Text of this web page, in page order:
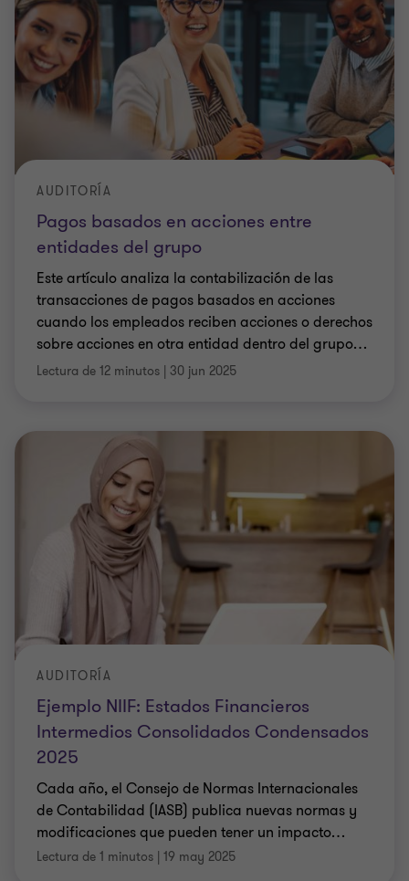
Pagos basados en acciones entre
entidades del grupo
AUDITORÍA
Este artículo analiza la contabilización de las
transacciones de pagos basados ​​en acciones
cuando los empleados reciben acciones o derechos
sobre acciones en otra entidad dentro del grupo…
Lectura de 12 minutos | 30 jun 2025
Ejemplo NIIF: Estados Financieros
Intermedios Consolidados Condensados
2025
AUDITORÍA
Cada año, el Consejo de Normas Internacionales
de Contabilidad (IASB) publica nuevas normas y
modificaciones que pueden tener un impacto…
Lectura de 1 minutos | 19 may 2025